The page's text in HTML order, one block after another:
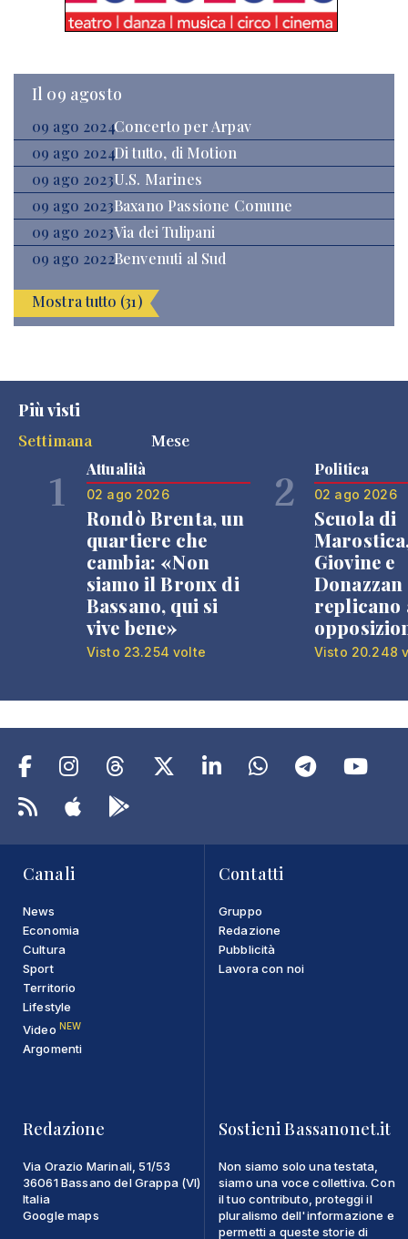
Il 09 agosto
09 ago 2024Concerto per Arpav
09 ago 2024Di tutto, di Motion
09 ago 2023U.S. Marines
09 ago 2023Baxano Passione Comune
09 ago 2023Via dei Tulipani
09 ago 2022Benvenuti al Sud
Mostra tutto (31)
Più visti
Settimana
Mese
1 Attualità
02 ago 2026
Rondò Brenta, un
quartiere che
cambia: «Non
siamo il Bronx di
Bassano, qui si
vive bene»
Visto 23.254 volte
2 Politica
02 ago 2026
Scuola di
Giovine e
Donazzan
replicano
Visto 20.248
Canali
News
Economia
Cultura
Sport
Territorio
Lifestyle
Video NEW
Argomenti
Contatti
Gruppo
Redazione
Pubblicità
Lavora con noi
Redazione
Via Orazio Marinali, 51/53
36061 Bassano del Grappa (VI)
Italia
Google maps
Sostieni Bassanonet.it
Non siamo solo una testata,
siamo una voce collettiva. Con
il tuo contributo, proteggi il
pluralismo dell'informazione e
permetti a queste storie di